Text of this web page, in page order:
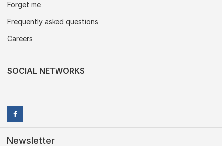
Forget me
Frequently asked questions
Careers
SOCIAL NETWORKS
Newsletter